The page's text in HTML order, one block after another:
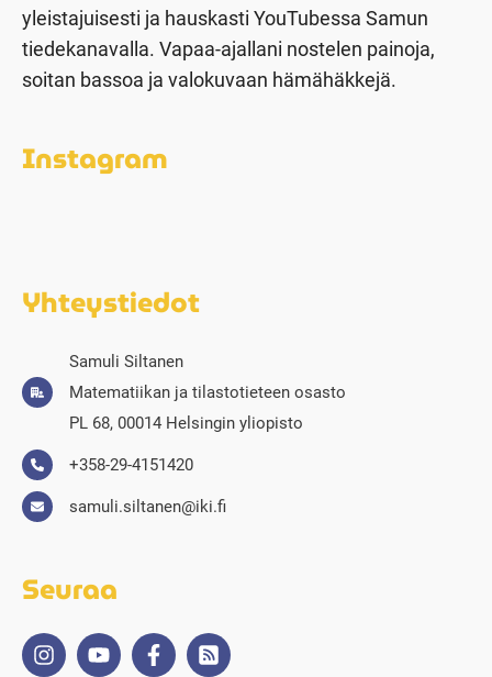
yleistajuisesti ja hauskasti YouTubessa Samun
tiedekanavalla. Vapaa-ajallani nostelen painoja,
soitan bassoa ja valokuvaan hämähäkkejä.
Instagram
Yhteystiedot
Samuli Siltanen
Matematiikan ja tilastotieteen osasto
PL 68, 00014 Helsingin yliopisto
+358-29-4151420
samuli.siltanen@iki.fi
Seuraa